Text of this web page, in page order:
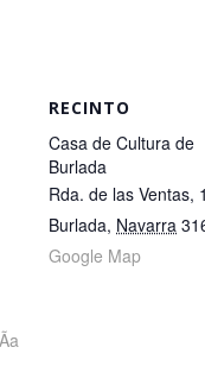
RECINTO
Casa de Cultura de
Burlada
Rda. de las Ventas, 1
Burlada, Navarra
Google Map